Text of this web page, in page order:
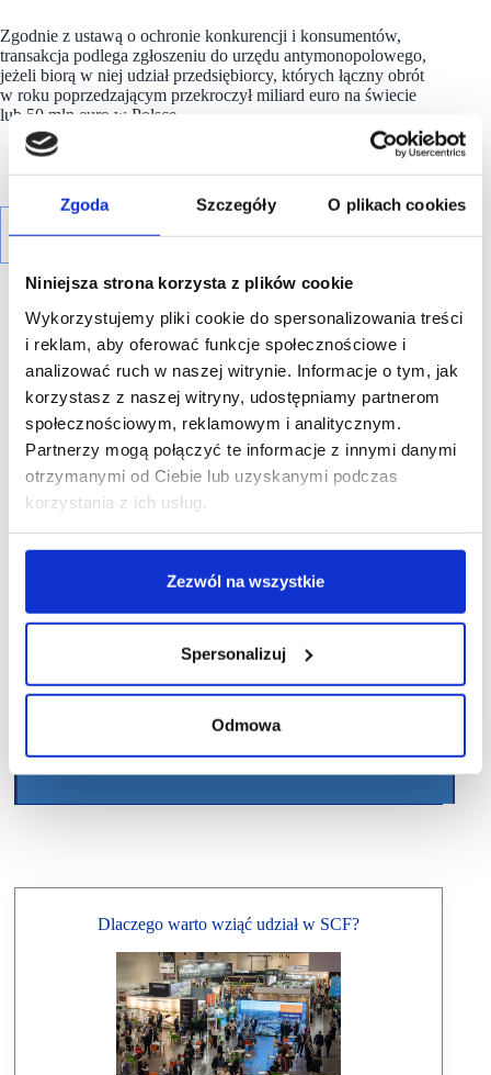
Zgoda Szczegóły O plikach cookies
Niniejsza strona korzysta z plików cookie
Wykorzystujemy pliki cookie do spersonalizowania treści
i reklam, aby oferować funkcje społecznościowe i
analizować ruch w naszej witrynie. Informacje o tym, jak
korzystasz z naszej witryny, udostępniamy partnerom
społecznościowym, reklamowym i analitycznym.
Partnerzy mogą połączyć te informacje z innymi danymi
otrzymanymi od Ciebie lub uzyskanymi podczas
korzystania z ich usług.
Zezwól na wszystkie
Spersonalizuj
Odmowa
Zgodnie z ustawą o ochronie konkurencji i konsumentów,
transakcja podlega zgłoszeniu do urzędu antymonopolowego,
jeżeli biorą w niej udział przedsiębiorcy, których łączny obrót
w roku poprzedzającym przekroczył miliard euro na świecie
lub 50 mln euro w Polsce.
R E K L A M A
Dlaczego warto wziąć udział w SCF?